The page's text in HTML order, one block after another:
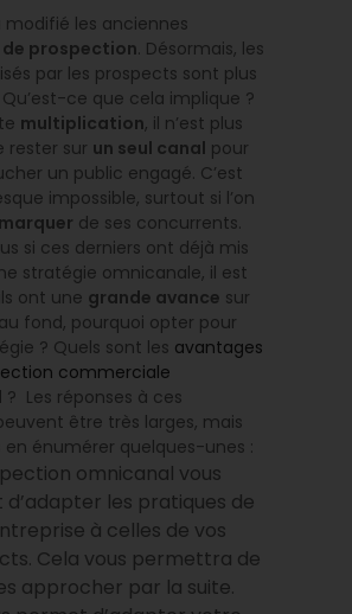
modifié les anciennes
prospection. Désormais, les
par les prospects sont plus
ce que cela implique ?
multiplication, il n’est plus
rester sur un seul canal pour
un public engagé. C’est
impossible, surtout si l’on
de ses concurrents.
si ces derniers ont déjà mis
stratégie omnicanale, il est
ont une grande avance sur
fond, pourquoi opter pour
? Quels sont les avantages
commerciale
? Les réponses à ces
être très larges, mais
en énumérer quelques-unes :
omnicanal vous
les pratiques de
à celles de vos
Cela vous permettra de
approcher par la suite.